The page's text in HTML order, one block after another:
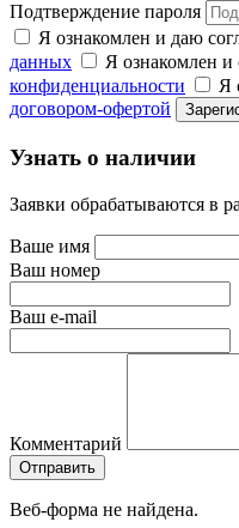
Подтверждение пароля
Я ознакомлен и даю
данных
Я ознакомлен и
конфиденциальности
Я
договором-офертой
Узнать о наличии
Заявки обрабатываются в
Ваше имя
Ваш номер
Ваш e-mail
Комментарий
Веб-форма не найдена.